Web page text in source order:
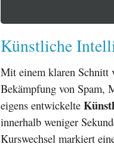
Künstliche
Mit einem klaren Schnitt
Bekämpfung von Spam,
eigens entwickelte
innerhalb weniger
Kurswechsel markiert